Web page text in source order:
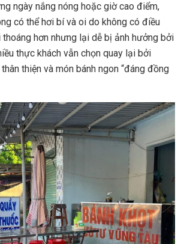
ngày nắng nóng hoặc giờ cao điểm,
có thể hơi bí và oi do không có điều
thoáng hơn nhưng lại dễ bị ảnh hưởng bởi
thực khách vẫn chọn quay lại bởi
thiện và món bánh ngon “đáng đồng